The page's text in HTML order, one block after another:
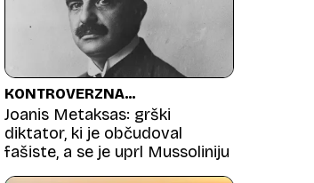
KONTROVERZNA
OSEBNOST
Joanis Metaksas: grški
diktator, ki je občudoval
fašiste, a se je uprl Mussoliniju